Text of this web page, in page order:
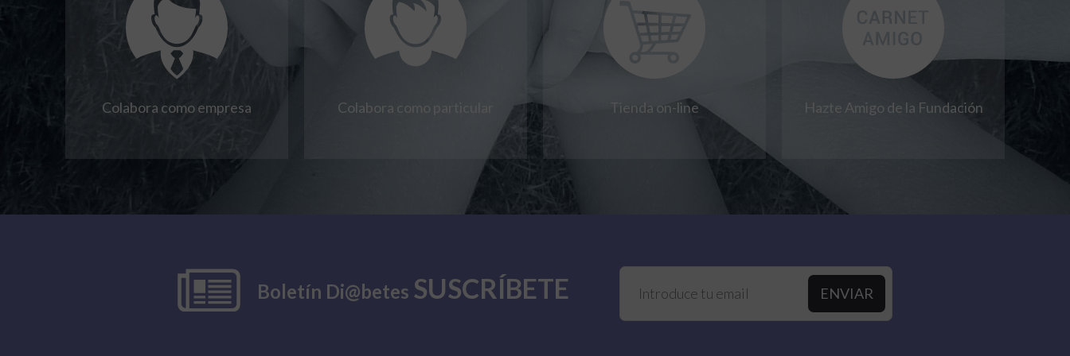
Colabora como empresa Colabora como particular Tienda on-line Hazte Amigo de la Fundación
Boletín Di@betes SUSCRÍBETE